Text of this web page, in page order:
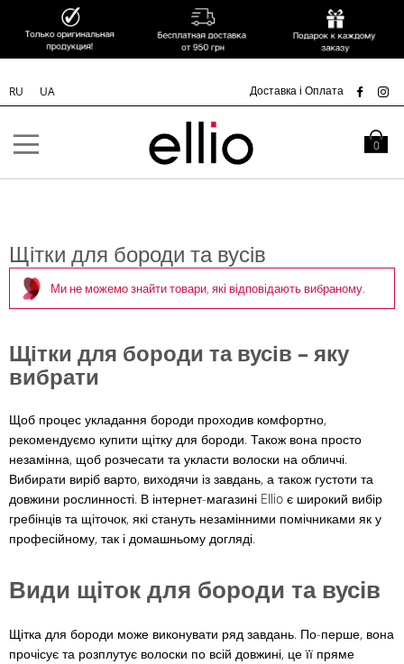
Skip to
RU UA Доставка і Оплата
Кошик
0
Щітки для бороди та вусів
Ми не можемо знайти товари, які відповідають вибраному.
Щітки для бороди та вусів – яку
вибрати
Щоб процес укладання бороди проходив комфортно,
рекомендуємо купити щітку для бороди. Також вона просто
незамінна, щоб розчесати та укласти волоски на обличчі.
Вибирати виріб варто, виходячи із завдань, а також густоти та
довжини рослинності. В інтернет-магазині Ellio є широкий вибір
гребінців та щіточок, які стануть незамінними помічниками як у
професійному, так і домашньому догляді.
Види щіток для бороди та вусів
Щітка для бороди може виконувати ряд завдань. По-перше, вона
прочісує та розплутує волоски по всій довжині, це її пряме